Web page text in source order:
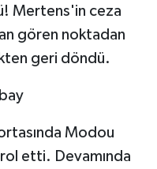
Mertens'in ceza
gören noktadan
geri döndü.
Modou
etti. Devamında